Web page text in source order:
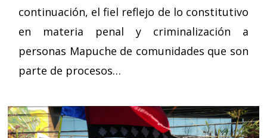
continuación, el fiel reflejo de lo constitutivo
en materia penal y criminalización a
personas Mapuche de comunidades que son
parte de procesos…